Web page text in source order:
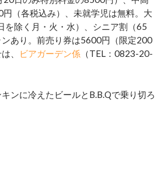
（各税込み）、未就学児は無料。大
を除く月・火・水）、シニア割（65
あり。前売り券は5600円（限定200
、
ビアガーデン係 （TEL：0823-20-
ンに冷えたビールとB.B.Qで乗り切ろ